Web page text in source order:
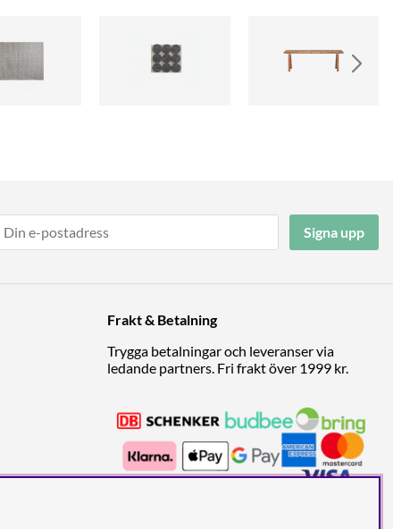
Signa upp
Frakt & Betalning
Trygga betalningar och leveranser via
ledande partners. Fri frakt över 1999 kr.